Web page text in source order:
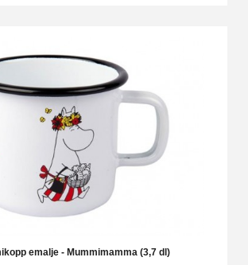
emalje - Mummimamma (3,7 dl)